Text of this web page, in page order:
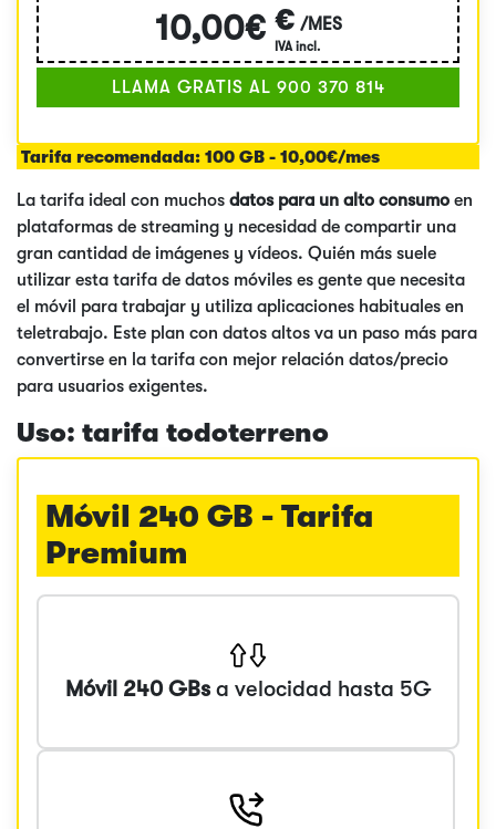
10,00€ € /MES
IVA incl.
LLAMA GRATIS AL 900 370 814
Tarifa recomendada: 100 GB - 10,00€/mes
La tarifa ideal con muchos datos para un alto consumo en
plataformas de streaming y necesidad de compartir una
gran cantidad de imágenes y vídeos. Quién más suele
utilizar esta tarifa de datos móviles es gente que necesita
el móvil para trabajar y utiliza aplicaciones habituales en
teletrabajo. Este plan con datos altos va un paso más para
convertirse en la tarifa con mejor relación datos/precio
para usuarios exigentes.
Uso: tarifa todoterreno
Móvil 240 GB - Tarifa
Premium
Móvil 240 GBs a velocidad hasta 5G